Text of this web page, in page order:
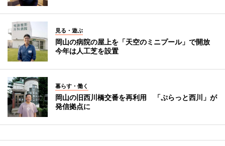
見る・遊ぶ
岡山の病院の屋上を「天空のミニプール」で開放
今年は人工芝を設置
暮らす・働く
岡山の旧西川橋交番を再利用 「ぷらっと西川」が
発信拠点に